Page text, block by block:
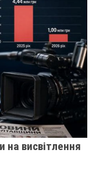
на висвітлення